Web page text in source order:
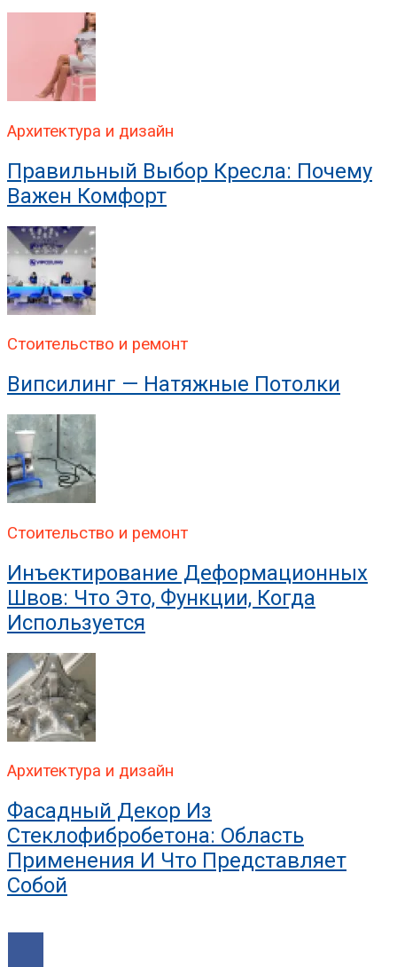
Архитектура и дизайн
Правильный Выбор Кресла: Почему
Важен Комфорт
Стоительство и ремонт
Випсилинг — Натяжные Потолки
Стоительство и ремонт
Инъектирование Деформационных
Швов: Что Это, Функции, Когда
Используется
Архитектура и дизайн
Фасадный Декор Из
Стеклофибробетона: Область
Применения И Что Представляет
Собой